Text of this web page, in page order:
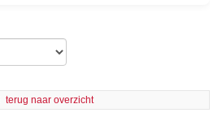
terug naar overzicht